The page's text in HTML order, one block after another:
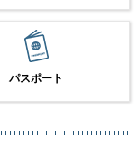
パスポート